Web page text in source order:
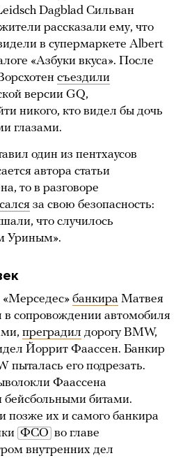
Dagblad Сильван
рассказали ему, что
в супермаркете Albert
«Азбуки вкуса». После
съездили
версии GQ,
никого, кто видел бы дочь
глазами.
один из пентхаусов
автора статьи
то в разговоре
за свою безопасность:
что случилось
Уриным».
«Мерседес» банкира Матвея
в сопровождении автомобиля
преградил дорогу BMW,
Йоррит Фаассен. Банкир
пыталась его подрезать.
Фаассена
битами.
позже их и самого банкира
ФСО во главе
внутренних дел